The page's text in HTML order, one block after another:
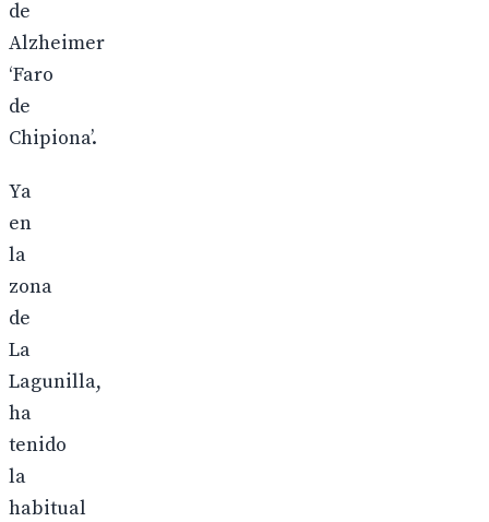
de
Alzheimer
‘Faro
de
Chipiona’.
Ya
en
la
zona
de
La
Lagunilla,
ha
tenido
la
habitual